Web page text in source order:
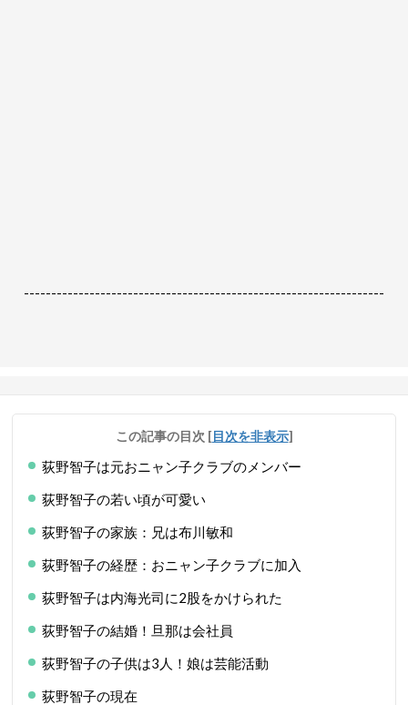
------------------------------------------------------------------
この記事の目次 [目次を非表示]
荻野智子は元おニャン子クラブのメンバー
荻野智子の若い頃が可愛い
荻野智子の家族：兄は布川敏和
荻野智子の経歴：おニャン子クラブに加入
荻野智子は内海光司に2股をかけられた
荻野智子の結婚！旦那は会社員
荻野智子の子供は3人！娘は芸能活動
荻野智子の現在